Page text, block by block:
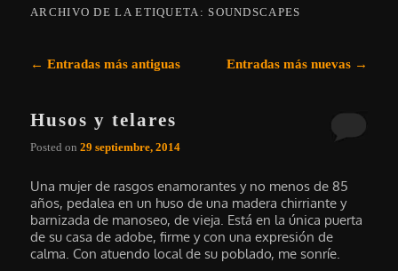
ARCHIVO DE LA ETIQUETA:SOUNDSCAPES
Navegación de entradas
← Entradas más antiguas Entradas más nuevas →
Husos y telares
Posted on29 septiembre, 2014
Una mujer de rasgos enamorantes y no menos de 85
años, pedalea en un huso de una madera chirriante y
barnizada de manoseo, de vieja. Está en la única puerta
de su casa de adobe, firme y con una expresión de
calma. Con atuendo local de su poblado, me sonríe.